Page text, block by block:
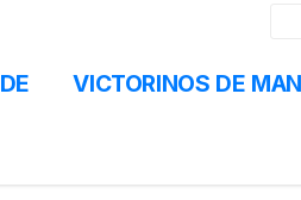
VICTORINOS DE